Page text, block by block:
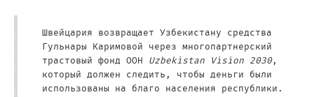
Швейцария возвращает Узбекистану средства
Гульнары Каримовой через многопартнерский
трастовый фонд ООН Uzbekistan Vision 2030,
который должен следить, чтобы деньги были
использованы на благо населения республики.